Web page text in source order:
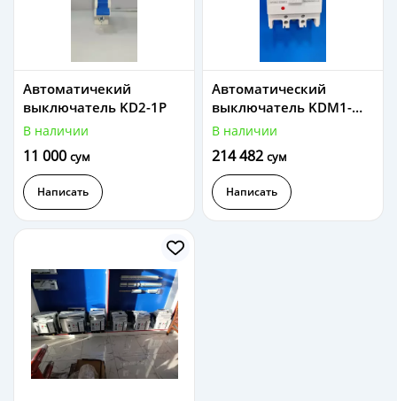
Автоматичекий
выключатель KD2-1P
В наличии
11 000 сум
Написать
Автоматический
выключатель KDM1-
125L/3300 100A
В наличии
214 482 сум
Написать